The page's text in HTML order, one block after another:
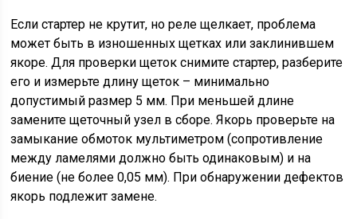
Если стартер не крутит, но реле щелкает, проблема
может быть в изношенных щетках или заклинившем
якоре. Для проверки щеток снимите стартер, разберите
его и измерьте длину щеток – минимально
допустимый размер 5 мм. При меньшей длине
замените щеточный узел в сборе. Якорь проверьте на
замыкание обмоток мультиметром (сопротивление
между ламелями должно быть одинаковым) и на
биение (не более 0,05 мм). При обнаружении дефектов
якорь подлежит замене.